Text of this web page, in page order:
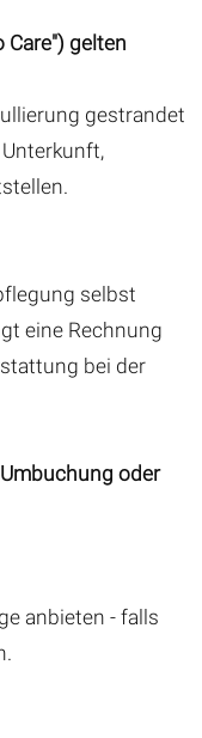
gelten
gestrandet
selbst
eine Rechnung
bei der
oder
anbieten - falls